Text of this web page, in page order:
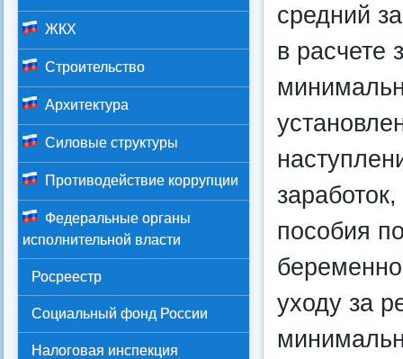
средний
в расчете
пособия
уходу за
ЖКХ
Строительство
Архитектура
Силовые структуры
Противодействие коррупции
Федеральные органы
исполнительной власти
Росреестр
Социальный фонд России
Налоговая инспекция